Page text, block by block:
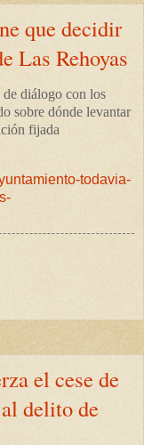
que decidir
Las Rehoyas
diálogo con los
sobre dónde levantar
fijada
todavia-
el cese de
delito de